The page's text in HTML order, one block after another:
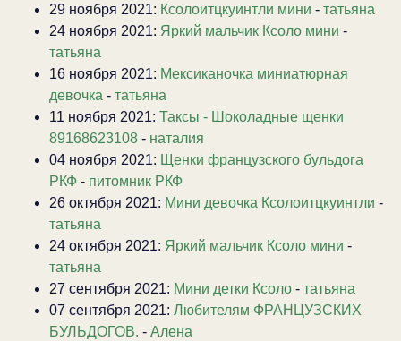
29 ноября 2021: Ксолоитцкуинтли мини - татьяна
24 ноября 2021: Яркий мальчик Ксоло мини -
татьяна
16 ноября 2021: Мексиканочка миниатюрная
девочка - татьяна
11 ноября 2021: Таксы - Шоколадные щенки
89168623108 - наталия
04 ноября 2021: Щенки французского бульдога
РКФ - питомник РКФ
26 октября 2021: Мини девочка Ксолоитцкуинтли -
татьяна
24 октября 2021: Яркий мальчик Ксоло мини -
татьяна
27 сентября 2021: Мини детки Ксоло - татьяна
07 сентября 2021: Любителям ФРАНЦУЗСКИХ
БУЛЬДОГОВ. - Алена